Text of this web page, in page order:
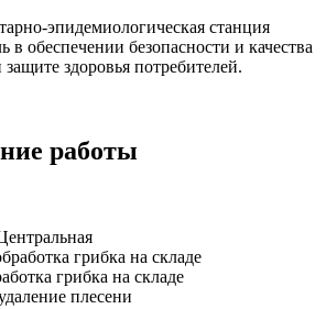
эпидемиологическая станция
в обеспечении безопасности и качества
здоровья потребителей.
работы
грибка на складе
плесени